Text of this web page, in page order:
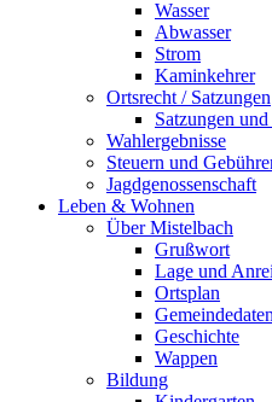
Wasser
Abwasser
Strom
Kaminkehrer
Ortsrecht / Satzungen
Satzungen
Wahlergebnisse
Steuern und
Jagdgenossenschaft
Leben & Wohnen
Über Mistelbach
Grußwort
Lage und
Ortsplan
Gemeindedaten
Geschichte
Wappen
Bildung